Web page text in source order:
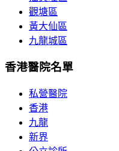
觀塘區
黃大仙區
九龍城區
香港醫院名單
私營醫院
香港
九龍
新界